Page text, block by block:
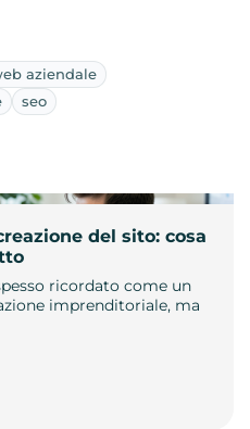
aziendale
seo
del sito: cosa
ricordato come un
imprenditoriale, ma